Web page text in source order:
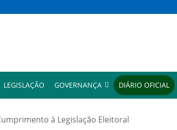
LEGISLAÇÃO GOVERNANÇA DIÁRIO OFICIAL
à Legislação Eleitoral